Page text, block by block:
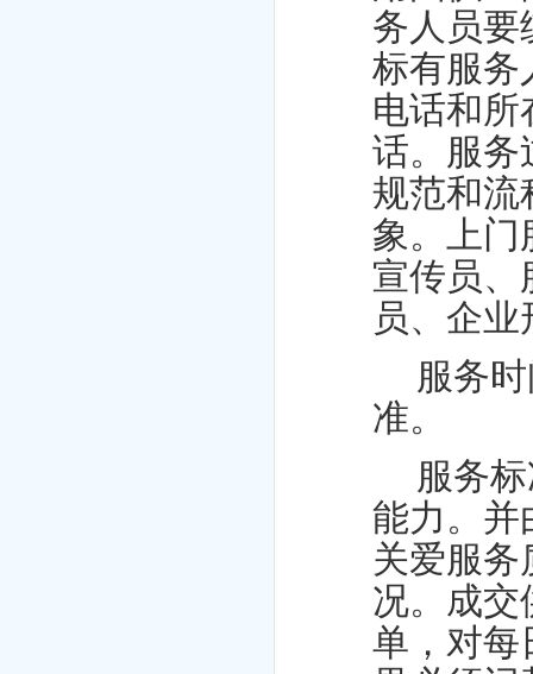
务人员要
标有服务
电话和所
话。服务
规范和流
象。上门
宣传员、
员、企
服务
准。
服务
能力。并
关爱服务
况。成交
单，对每